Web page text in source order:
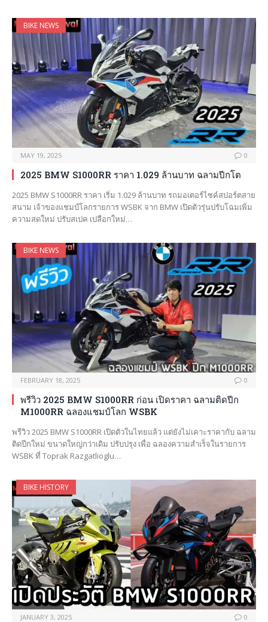
BIKE NEWS
MAY 19, 2025 0
2025 BMW S1000RR ราคา 1.029 ล้านบาท ฉลามปีกโต
2025 BMW S1000RR ราคา เริ่ม 1.029 ล้านบาท รถมอเตอร์ไซค์สปอร์ตสาย
สนาม เจ้าของแชมป์โลกรายการ WSBK จาก BMW เปิดตัวรุ่นปรับโฉมเพิ่ม
ความสดใหม่ ปรับสเปค เปลือกใหม่…
BIKE NEWS
FEBRUARY 18, 2025 0
พรีวิว 2025 BMW S1000RR ก่อน เปิดราคา ฉลามติดปีก
M1000RR ฉลองแชมป์โลก WSBK
พรีวิว 2025 BMW S1000RR เปิดตัวในไทยแล้ว แต่ยังไม่เคาะราคากับ ฉลาม
ติดปีกใหม่ ขนาดใหญ่กว่าเดิม ปรับปรุง เพื่อ ฉลองความสำเร็จในรายการ
WSBK ที่ Toprak Razgatlioglu…
BIKE HISTORY
JANUARY 3, 2025 0